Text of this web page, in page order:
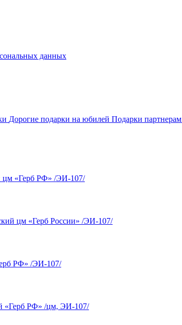
данных
Дорогие подарки на юбилей Подарки партнерам
цм «Герб РФ» /ЭИ-107/
цм «Герб России» /ЭИ-107/
РФ» /ЭИ-107/
«Герб РФ» /цм, ЭИ-107/